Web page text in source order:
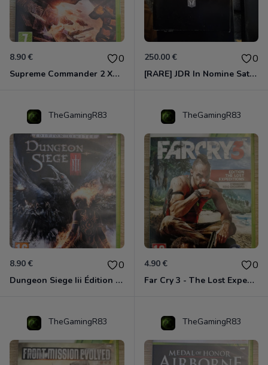
8.90 € 0
Supreme Commander 2 Xbox 360
250.00 € 0
[RARE] JDR In Nomine Satanis / Magna Veritas – 1ère Édition BOÎTE (DOS BLANC, 1989) - CROC / Siroz
TheGamingR83
8.90 € 0
Dungeon Siege Iii Édition Limitée - Vf Intégrale Xbox 360
TheGamingR83
4.90 € 0
Far Cry 3 - The Lost Expeditions - Edition Spéciale Xbox 360
TheGamingR83 TheGamingR83